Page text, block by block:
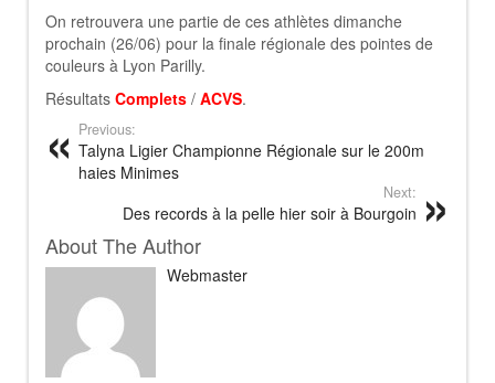
On retrouvera une partie de ces athlètes dimanche
prochain (26/06) pour la finale régionale des pointes de
couleurs à Lyon Parilly.
Résultats Complets / ACVS.
Previous:
Talyna Ligier Championne Régionale sur le 200m
haies Minimes
Next:
Des records à la pelle hier soir à Bourgoin
About The Author
Webmaster